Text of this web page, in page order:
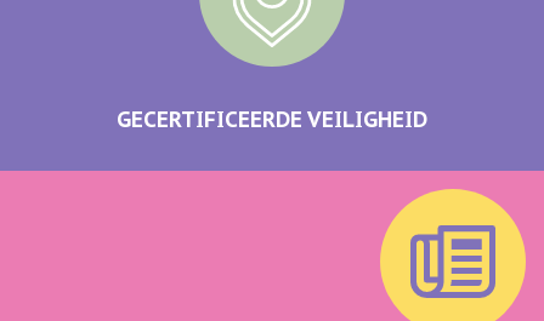
GECERTIFICEERDE VEILIGHEID